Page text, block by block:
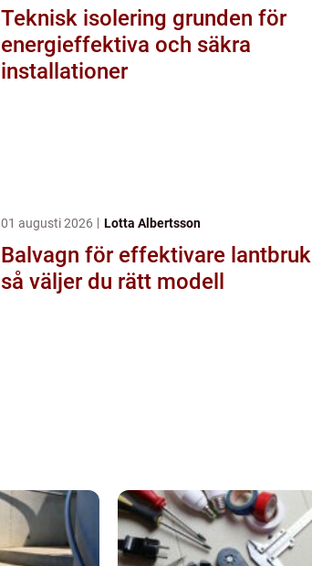
Teknisk isolering grunden för
energieffektiva och säkra
installationer
01 augusti 2026 Lotta Albertsson
Balvagn för effektivare lantbruk
så väljer du rätt modell